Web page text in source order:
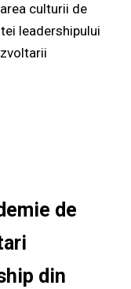
culturii de
leadershipului
de
din